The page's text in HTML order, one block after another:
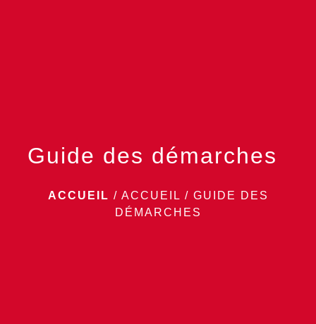
Guide des démarches
ACCUEIL / ACCUEIL / GUIDE DES
DÉMARCHES